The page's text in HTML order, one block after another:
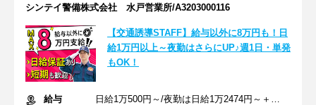
シンテイ警備株式会社 水戸営業所/A3203000116
【交通誘導STAFF】給与以外に8万円も！日
給1万円以上～夜勤はさらにUP♪週1日・単発
もOK！
給与
日給1万500円～/夜勤は日給1万2474円～＋交通費※各種手当含む